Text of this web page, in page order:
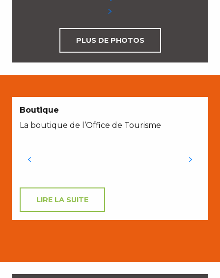
PLUS DE PHOTOS
Boutique
La boutique de l’Office de Tourisme
LIRE LA SUITE